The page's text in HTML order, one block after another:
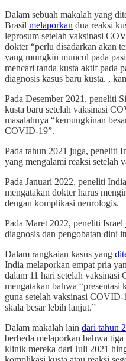
Dalam sebuah makalah yang
Brasil melaporkan dua reaksi
leprosum setelah vaksinasi
dokter “perlu disadarkan akan
yang mungkin muncul pada
mencari tanda kusta aktif pada
diagnosis kasus baru kusta. ,
Pada Desember 2021, peneliti
kusta baru setelah vaksinasi
masalahnya “kemungkinan
COVID-19”.
Pada tahun 2021 juga, peneliti
yang mengalami reaksi setelah
Pada Januari 2022, peneliti India
mengatakan dokter harus
dengan komplikasi neurologis.
Pada Maret 2022, peneliti Israel
diagnosis dan pengobatan dini
Dalam rangkaian kasus yang
India melaporkan empat pria
dalam 11 hari setelah
mengatakan bahwa “presentasi
guna setelah vaksinasi
skala besar lebih lanjut.”
Dalam makalah lain dari tahun
berbeda melaporkan bahwa
klinik mereka dari Juli 2021